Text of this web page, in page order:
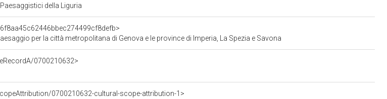
della Liguria
per la città metropolitana di Genova e le province di Imperia, La Spezia e Savona
0700210632>
0700210632-cultural-scope-attribution-1>